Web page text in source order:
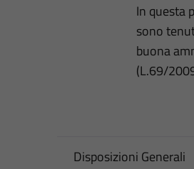
In questa
sono
buona
(L.69/
Disposizioni Generali